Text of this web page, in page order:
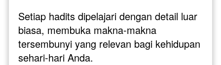
Setiap hadits dipelajari dengan detail luar
biasa, membuka makna-makna
tersembunyi yang relevan bagi kehidupan
sehari-hari Anda.